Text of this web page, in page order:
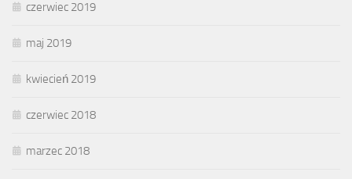
czerwiec 2019
maj 2019
kwiecień 2019
czerwiec 2018
marzec 2018